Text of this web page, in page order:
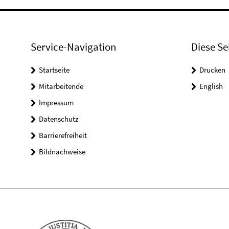
Service-Navigation
Startseite
Mitarbeitende
Impressum
Datenschutz
Barrierefreiheit
Bildnachweise
Diese
Drucken
English